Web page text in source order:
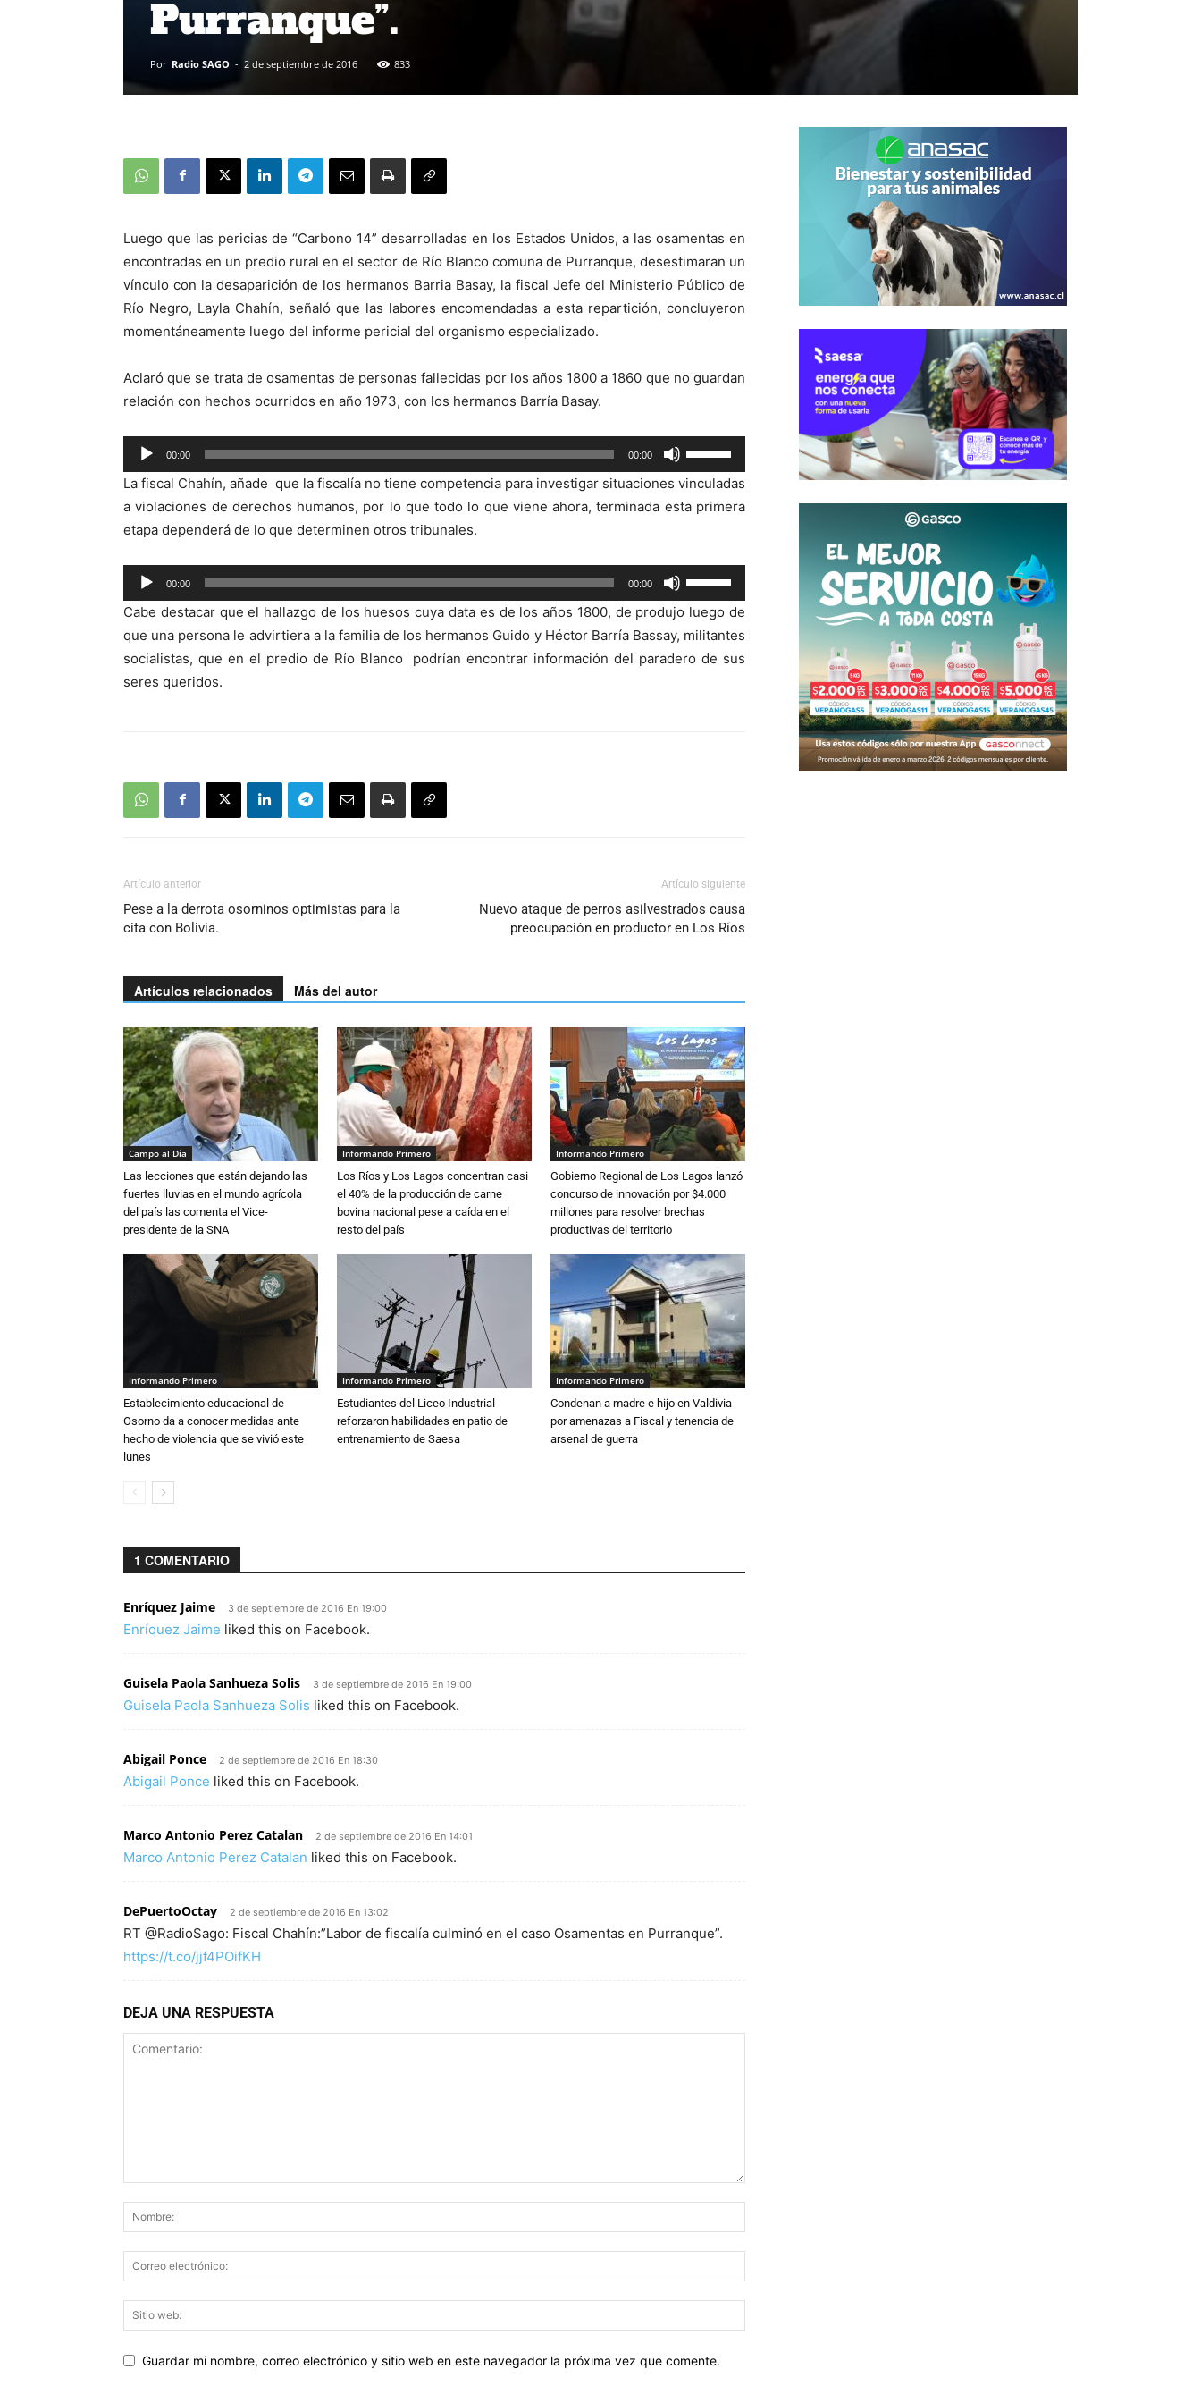
Purranque”.
Por Radio SAGO - 2 de septiembre de 2016 833
Luego que las pericias de “Carbono 14” desarrolladas en los Estados Unidos, a las osamentas en
encontradas en un predio rural en el sector de Río Blanco comuna de Purranque, desestimaran un
vínculo con la desaparición de los hermanos Barria Basay, la fiscal Jefe del Ministerio Público de
Río Negro, Layla Chahín, señaló que las labores encomendadas a esta repartición, concluyeron
momentáneamente luego del informe pericial del organismo especializado.
Aclaró que se trata de osamentas de personas fallecidas por los años 1800 a 1860 que no guardan
relación con hechos ocurridos en año 1973, con los hermanos Barría Basay.
Reproductor
de
audio
00:00 00:00
las
teclas
de
arriba/abajo
para
aumentar
o
disminuir
La fiscal Chahín, añade que la fiscalía no tiene competencia para investigar situaciones vinculadas
a violaciones de derechos humanos, por lo que todo lo que viene ahora, terminada esta primera
etapa dependerá de lo que determinen otros tribunales.
Reproductor
de
audio
00:00 00:00
las
teclas
de
flecha
Cabe destacar que el hallazgo de los huesos cuya data es de los años 1800, de produjo luego de
que una persona le advirtiera a la familia de los hermanos Guido y Héctor Barría Bassay, militantes
socialistas, que en el predio de Río Blanco podrían encontrar información del paradero de sus
seres queridos.
Artículo anterior
Pese a la derrota osorninos optimistas para la
cita con Bolivia.
Artículo siguiente
Nuevo ataque de perros asilvestrados causa
preocupación en productor en Los Ríos
Artículos relacionados Más del autor
Campo al Día
Las lecciones que están dejando las
fuertes lluvias en el mundo agrícola
del país las comenta el Vice-
presidente de la SNA
Informando Primero
Los Ríos y Los Lagos concentran casi
el 40% de la producción de carne
bovina nacional pese a caída en el
resto del país
Informando Primero
Gobierno Regional de Los Lagos lanzó
concurso de innovación por $4.000
millones para resolver brechas
productivas del territorio
Informando Primero
Establecimiento educacional de
Osorno da a conocer medidas ante
hecho de violencia que se vivió este
lunes
Informando Primero
Estudiantes del Liceo Industrial
reforzaron habilidades en patio de
entrenamiento de Saesa
Informando Primero
Condenan a madre e hijo en Valdivia
por amenazas a Fiscal y tenencia de
arsenal de guerra
1 COMENTARIO
Enríquez Jaime 3 de septiembre de 2016 En 19:00
Enríquez Jaime liked this on Facebook.
Guisela Paola Sanhueza Solis 3 de septiembre de 2016 En 19:00
Guisela Paola Sanhueza Solis liked this on Facebook.
Abigail Ponce 2 de septiembre de 2016 En 18:30
Abigail Ponce liked this on Facebook.
Marco Antonio Perez Catalan 2 de septiembre de 2016 En 14:01
Marco Antonio Perez Catalan liked this on Facebook.
DePuertoOctay 2 de septiembre de 2016 En 13:02
RT @RadioSago: Fiscal Chahín:”Labor de fiscalía culminó en el caso Osamentas en Purranque”.
https://t.co/jjf4POifKH
DEJA UNA RESPUESTA
Guardar mi nombre, correo electrónico y sitio web en este navegador la próxima vez que comente.